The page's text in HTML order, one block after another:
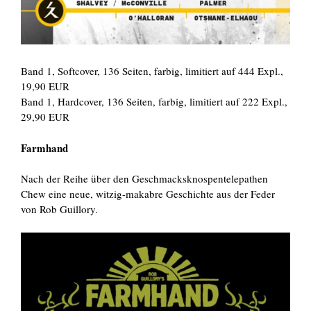
Band 1, Softcover, 136 Seiten, farbig, limitiert auf 444 Expl.,
19,90 EUR
Band 1, Hardcover, 136 Seiten, farbig, limitiert auf 222 Expl.,
29,90 EUR
Farmhand
Nach der Reihe über den Geschmacksknospentelepathen
Chew eine neue, witzig-makabre Geschichte aus der Feder
von Rob Guillory.